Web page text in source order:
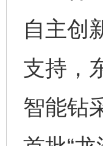
自主创
支持，
智能钻